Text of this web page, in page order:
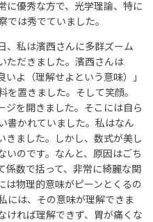
に優秀な方で、光学理論、特に
では秀でていました。
、私は濱西さんに多群ズーム
ただきました。濱西さんは
いよ（理解せよという意味）」
を置きました。そして笑顔。
ジを開きました。そこには自ら
書かれていました。私はなん
きました。しかし、数式が美し
いのです。なんと、原因はごち
係数で括って、非常に綺麗な関
は物理的意味がピーンとくるの
には、その意味が理解できま
ければ理解できず、胃が痛くな